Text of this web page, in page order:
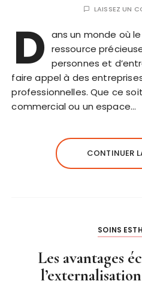
LAISSEZ UN
D ans un monde où
ressource
personnes et
faire appel à des
professionnelles. Que ce
commercial ou un espace…
CONTINUER
SOINS
Les avantages